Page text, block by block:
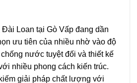
Loan tại Gò Vấp đang dần
ưu tiên của nhiều nhờ vào độ
nước tuyệt đối và thiết kế
nhiều phong cách kiến trúc.
giải pháp chất lượng với